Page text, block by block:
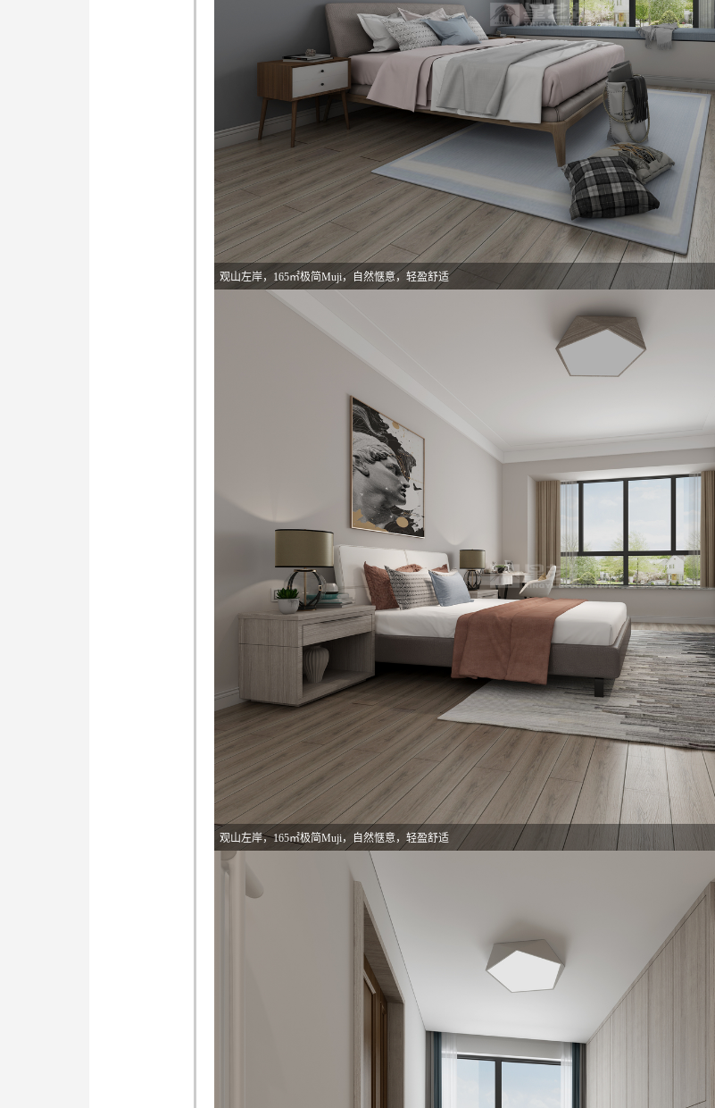
观山左岸，165㎡极简Muji，自然惬意，轻盈舒适
观山左岸，165㎡极简Muji，自然惬意，轻盈舒适